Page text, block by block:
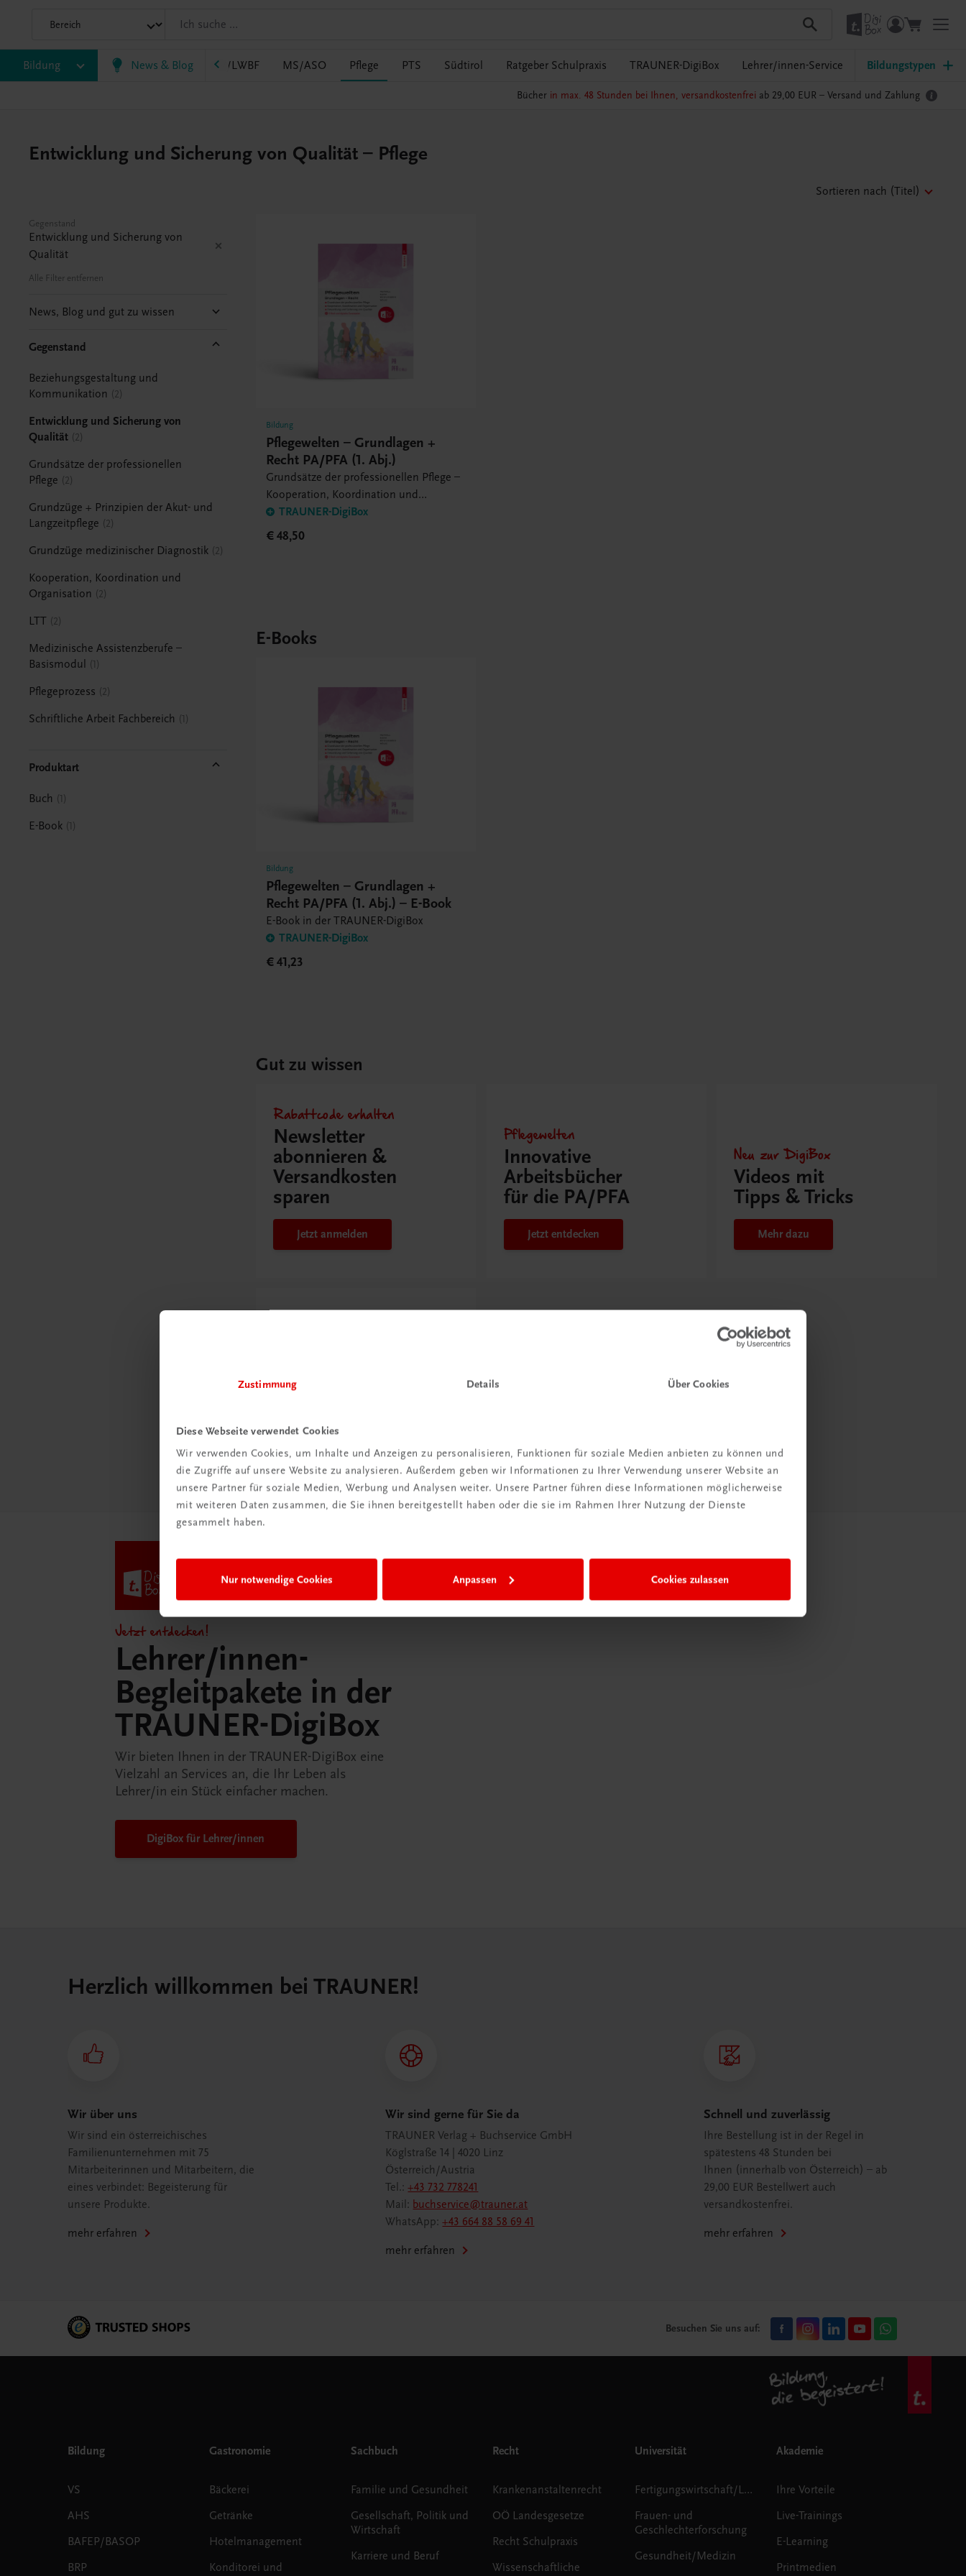
Zustimmung Details Über Cookies
Diese Webseite verwendet Cookies
Wir verwenden Cookies, um Inhalte und Anzeigen zu personalisieren, Funktionen für soziale Medien anbieten zu können und
die Zugriffe auf unsere Website zu analysieren. Außerdem geben wir Informationen zu Ihrer Verwendung unserer Website an
unsere Partner für soziale Medien, Werbung und Analysen weiter. Unsere Partner führen diese Informationen möglicherweise
mit weiteren Daten zusammen, die Sie ihnen bereitgestellt haben oder die sie im Rahmen Ihrer Nutzung der Dienste
gesammelt haben.
Nur notwendige Cookies Anpassen Cookies zulassen
Bildung News & Blog
HLT/Kolleg HLW HTL/FS LW/LWBF MS/ASO Pflege PTS Südtirol Ratgeber Schulpraxis TRAUNER-DigiBox Lehrer/innen-Service Bildungstypen
Bücher in max. 48 Stunden bei Ihnen, versandkostenfrei ab 29,00 EUR – Versand und Zahlung
Entwicklung und Sicherung von Qualität – Pflege
Sortieren nach (Titel)
Gegenstand
Entwicklung und Sicherung von
Qualität
Alle Filter entfernen
News, Blog und gut zu wissen
Gegenstand
Beziehungsgestaltung und
Kommunikation
2
Entwicklung und Sicherung von
Qualität 2
Grundsätze der professionellen
Pflege
2
Grundzüge + Prinzipien der Akut- und
Langzeitpflege
2
Grundzüge medizinischer Diagnostik 2
Kooperation, Koordination und
Organisation
2
LTT 2
Medizinische Assistenzberufe –
Basismodul
1
Pflegeprozess 2
Schriftliche Arbeit Fachbereich 1
Produktart
Buch 1
E-Book 1
Bildung
Pflegewelten – Grundlagen +
Recht PA/PFA (1. Abj.)
Grundsätze der professionellen Pflege –
Kooperation, Koordination und
Organisation – Entwicklung und
Sicherung von Qualität
TRAUNER-DigiBox
€ 48,50
E-Books
Bildung
Pflegewelten – Grundlagen +
Recht PA/PFA (1. Abj.) – E-Book
E-Book in der TRAUNER-DigiBox
TRAUNER-DigiBox
€ 41,23
Gut zu wissen
Rabattcode erhalten
Newsletter
abonnieren &
Versandkosten
sparen
Jetzt anmelden
Pflegewelten
Innovative
Arbeitsbücher
für die PA/PFA
Jetzt entdecken
Neu zur DigiBox
Videos mit
Tipps & Tricks
Mehr dazu
Das „Digitale
Mehr dazu
Jetzt entdecken!
Lehrer/innen-
Begleitpakete in der
TRAUNER-DigiBox
Wir bieten Ihnen in der TRAUNER-DigiBox eine
Vielzahl an Services an, die Ihr Leben als
Lehrer/in ein Stück einfacher machen.
DigiBox für Lehrer/innen
Herzlich willkommen bei TRAUNER!
Wir über uns
Wir sind ein österreichisches
Familienunternehmen mit 75
Mitarbeiterinnen und Mitarbeitern, die
eines verbindet: Begeisterung für
unsere Produkte.
mehr erfahren
Wir sind gerne für Sie da
TRAUNER Verlag + Buchservice GmbH
Köglstraße 14 | 4020 Linz
Österreich/Austria
Tel.:+43 732 778241
Mail: buchservice@trauner.at
WhatsApp:+43 664 88 58 69 41
mehr erfahren
Schnell und zuverlässig
Ihre Bestellung ist in der Regel in
spätestens 48 Stunden bei
Ihnen (innerhalb von Österreich) – ab
29,00 EUR Bestellwert auch
versandkostenfrei.
mehr erfahren
Besuchen Sie uns auf:
Bildung
VS
AHS
BAFEP/BASOP
BRP
Gastronomie
Bäckerei
Getränke
Hotelmanagement
Konditorei und
Sachbuch
Familie und Gesundheit
Gesellschaft, Politik und
Wirtschaft
Karriere und Beruf
Recht
Krankenanstaltenrecht
OÖ Landesgesetze
Recht Schulpraxis
Wissenschaftliche
Universität
Fertigungswirtschaft/Logistik
Frauen- und
Geschlechterforschung
Gesundheit/Medizin
Akademie
Ihre Vorteile
Live-Trainings
E-Learning
Printmedien